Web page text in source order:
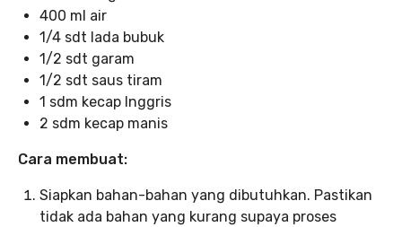
400 ml air
1/4 sdt lada bubuk
1/2 sdt garam
1/2 sdt saus tiram
1 sdm kecap Inggris
2 sdm kecap manis
Cara membuat:
Siapkan bahan-bahan yang dibutuhkan. Pastikan
tidak ada bahan yang kurang supaya proses